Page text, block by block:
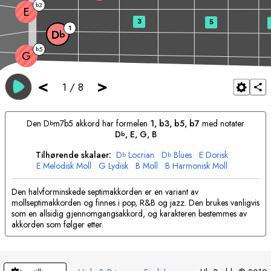
< 1 / 8 >
G b5
Db 1
E b3
3 5
Den Dbm7b5 akkord har formelen 1, b3, b5, b7 med notater
Db, E, G, B
Tilhørende skalaer: Db Locrian Db Blues E Dorisk
E Melodisk Moll G Lydisk B Moll B Harmonisk Moll
Den halvforminskede septimakkorden er en variant av
mollseptimakkorden og finnes i pop, R&B og jazz. Den brukes vanligvis
som en allsidig gjennomgangsakkord, og karakteren bestemmes av
akkorden som følger etter.